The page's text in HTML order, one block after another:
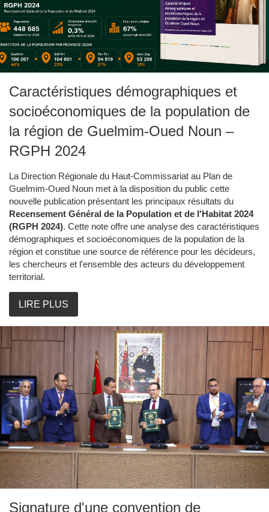
Caractéristiques démographiques et
socioéconomiques de la population de
la région de Guelmim-Oued Noun –
RGPH 2024
La Direction Régionale du Haut-Commissariat au Plan de
Guelmim-Oued Noun met à la disposition du public cette
nouvelle publication présentant les principaux résultats du
Recensement Général de la Population et de l'Habitat 2024
(RGPH 2024). Cette note offre une analyse des caractéristiques
démographiques et socioéconomiques de la population de la
région et constitue une source de référence pour les décideurs,
les chercheurs et l'ensemble des acteurs du développement
territorial.
LIRE PLUS
Signature d'une convention de